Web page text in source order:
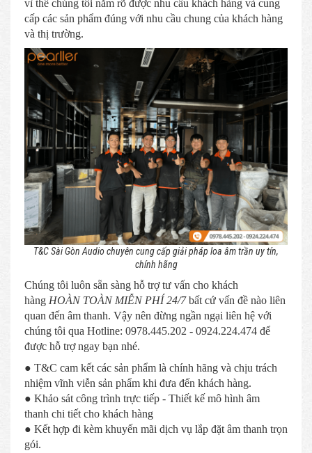
vì thế chúng tôi nắm rõ được nhu cầu khách hàng và cung
cấp các sản phẩm đúng với nhu cầu chung của khách hàng
và thị trường.
T&C Sài Gòn Audio chuyên cung cấp giải pháp loa âm trần uy tín,
chính hãng
Chúng tôi luôn sẵn sàng hỗ trợ tư vấn cho khách
hàng HOÀN TOÀN MIỄN PHÍ 24/7bất cứ vấn đề nào liên
quan đến âm thanh. Vậy nên đừng ngần ngại liên hệ với
chúng tôi qua Hotline: 0978.445.202 - 0924.224.474 để
được hỗ trợ ngay bạn nhé.
● T&C cam kết các sản phẩm là chính hãng và chịu trách
nhiệm vĩnh viễn sản phẩm khi đưa đến khách hàng.
● Khảo sát công trình trực tiếp - Thiết kế mô hình âm
thanh chi tiết cho khách hàng
● Kết hợp đi kèm khuyến mãi dịch vụ lắp đặt âm thanh trọn
gói.